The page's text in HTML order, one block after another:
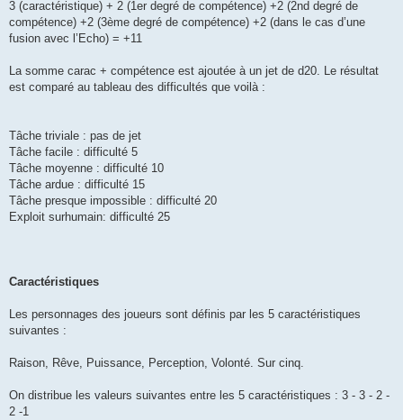
3 (caractéristique) + 2 (1er degré de compétence) +2 (2nd degré de
compétence) +2 (3ème degré de compétence) +2 (dans le cas d’une
fusion avec l’Echo) = +11
La somme carac + compétence est ajoutée à un jet de d20. Le résultat
est comparé au tableau des difficultés que voilà :
Tâche triviale : pas de jet
Tâche facile : difficulté 5
Tâche moyenne : difficulté 10
Tâche ardue : difficulté 15
Tâche presque impossible : difficulté 20
Exploit surhumain: difficulté 25
Caractéristiques
Les personnages des joueurs sont définis par les 5 caractéristiques
suivantes :
Raison, Rêve, Puissance, Perception, Volonté. Sur cinq.
On distribue les valeurs suivantes entre les 5 caractéristiques : 3 - 3 - 2 -
2 -1